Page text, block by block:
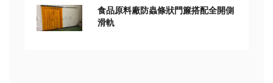
食品原料廠防蟲條狀門簾搭配全開側
滑軌